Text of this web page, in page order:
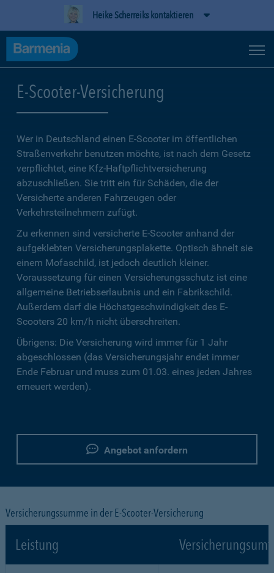
Heike Scherreiks kontaktieren
E-Scooter-Versicherung
Wer in Deutschland einen E-Scooter im öffentlichen
Straßenverkehr benutzen möchte, ist nach dem Gesetz
verpflichtet, eine Kfz-Haftpflichtversicherung
abzuschließen. Sie tritt ein für Schäden, die der
Versicherte anderen Fahrzeugen oder
Verkehrsteilnehmern zufügt.
Zu erkennen sind versicherte E-Scooter anhand der
aufgeklebten Versicherungsplakette. Optisch ähnelt sie
einem Mofaschild, ist jedoch deutlich kleiner.
Voraussetzung für einen Versicherungsschutz ist eine
allgemeine Betriebserlaubnis und ein Fabrikschild.
Außerdem darf die Höchstgeschwindigkeit des E-
Scooters 20 km/h nicht überschreiten.
Übrigens: Die Versicherung wird immer für 1 Jahr
abgeschlossen (das Versicherungsjahr endet immer
Ende Februar und muss zum 01.03. eines jeden Jahres
erneuert werden).
Angebot anfordern
Versicherungssumme in der E-Scooter-Versicherung
Leistung